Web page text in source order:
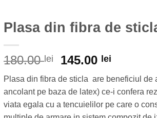
Plasa din fibra de
180.00 lei
Prețul
a
fost:
180.00 lei.
145.00 lei
este:
145.00
Plasa din fibra de sticla are beneficiul de
ancolant pe baza de latex) ce-i confera
viata egala cu a tencuielilor pe care o